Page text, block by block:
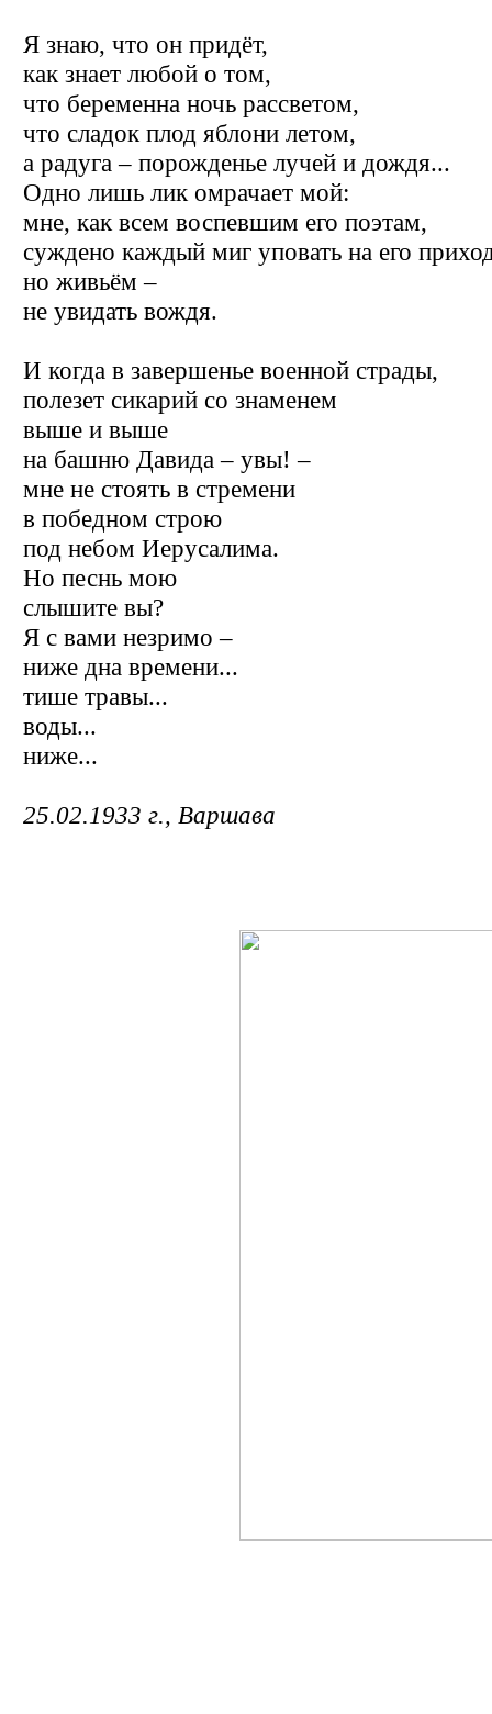
Я знаю, что он придёт,
как знает любой о том,
что беременна ночь рассветом,
что сладок плод яблони летом,
а радуга – порожденье лучей и дождя...
Одно лишь лик омрачает мой:
мне, как всем воспевшим его поэтам,
суждено каждый миг уповать на его
но живьём –
не увидать вождя.
И когда в завершенье военной страды,
полезет сикарий со знаменем
выше и выше
на башню Давида – увы! –
мне не стоять в стремени
в победном строю
под небом Иерусалима.
Но песнь мою
слышите вы?
Я с вами незримо –
ниже дна времени...
тише травы...
воды...
ниже...
25.02.1933 г., Варшава